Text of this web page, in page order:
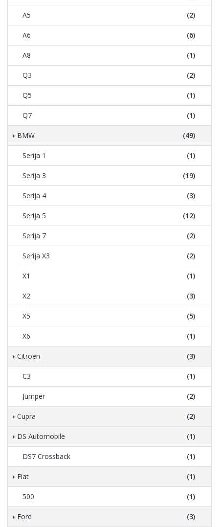
A5 (2)
A6 (6)
A8 (1)
Q3 (2)
Q5 (1)
Q7 (1)
BMW (49)
Serija 1 (1)
Serija 3 (19)
Serija 4 (3)
Serija 5 (12)
Serija 7 (2)
Serija X3 (2)
X1 (1)
X2 (3)
X5 (5)
X6 (1)
Citroen (3)
C3 (1)
Jumper (2)
Cupra (2)
DS Automobile (1)
DS7 Crossback (1)
Fiat (1)
500 (1)
Ford (3)